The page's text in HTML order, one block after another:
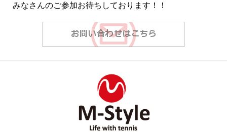
みなさんのご参加お待ちしております！！